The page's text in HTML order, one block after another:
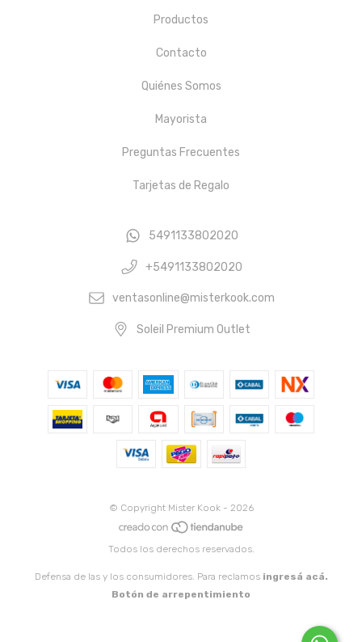
Productos
Contacto
Quiénes Somos
Mayorista
Preguntas Frecuentes
Tarjetas de Regalo
5491133802020
+5491133802020
ventasonline@misterkook.com
Soleil Premium Outlet
© Copyright Mister Kook - 2026
Todos los derechos reservados.
Defensa de las y los consumidores. Para reclamos ingresá acá.
Botón de arrepentimiento